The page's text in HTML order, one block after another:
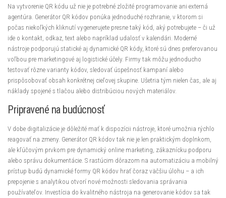
Na vytvorenie QR kódu už nie je potrebné zložité programovanie ani externá
agentúra. Generátor QR kódov ponúka jednoduché rozhranie, v ktorom si
počas niekoľkých kliknutí vygenerujete presne taký kód, aký potrebujete – či už
ide o kontakt, odkaz, text alebo napríklad udalosť v kalendári. Moderné
nástroje podporujú statické aj dynamické QR kódy, ktoré sú dnes preferovanou
voľbou pre marketingové aj logistické účely. Firmy tak môžu jednoducho
testovať rôzne varianty kódov, sledovať úspešnosť kampaní alebo
prispôsobovať obsah konkrétnej cieľovej skupine. Ušetria tým nielen čas, ale aj
náklady spojené s tlačou alebo distribúciou nových materiálov.
Pripravené na budúcnosť
V dobe digitalizácie je dôležité mať k dispozícii nástroje, ktoré umožnia rýchlo
reagovať na zmeny. Generátor QR kódov tak nie je len praktickým doplnkom,
ale kľúčovým prvkom pre dynamický online marketing, zákaznícku podporu
alebo správu dokumentácie. S rastúcim dôrazom na automatizáciu a mobilný
prístup budú dynamické formy QR kódov hrať čoraz väčšiu úlohu – a ich
prepojenie s analytikou otvorí nové možnosti sledovania správania
používateľov. Investícia do kvalitného nástroja na generovanie kódov sa tak